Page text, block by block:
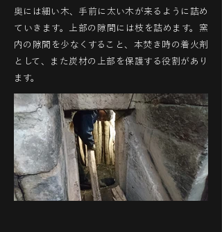
奥には細い木、手前に太い木が来るように詰め
ていきます。上部の隙間には枝を詰めます。窯
内の隙間を少なくすること、本焚き時の着火剤
として、また炭材の上部を保護する役割があり
ます。